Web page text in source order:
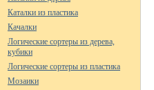
Каталки из пластика
Качалки
Логические сортеры из дерева,
кубики
Логические сортеры из пластика
Мозаики